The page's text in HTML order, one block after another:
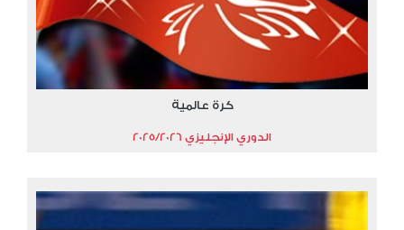
كرة عالمية
الدوري الإنجليزي 2025/2026